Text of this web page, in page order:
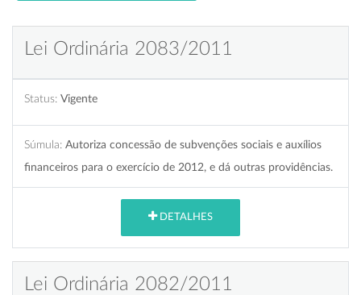
Lei Ordinária 2083/2011
Status: Vigente
Súmula: Autoriza concessão de subvenções sociais e auxílios
financeiros para o exercício de 2012, e dá outras providências.
DETALHES
Lei Ordinária 2082/2011